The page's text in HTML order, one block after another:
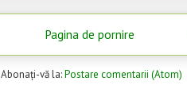
Pagina de pornire
Abonați-vă la:Postare comentarii (Atom)